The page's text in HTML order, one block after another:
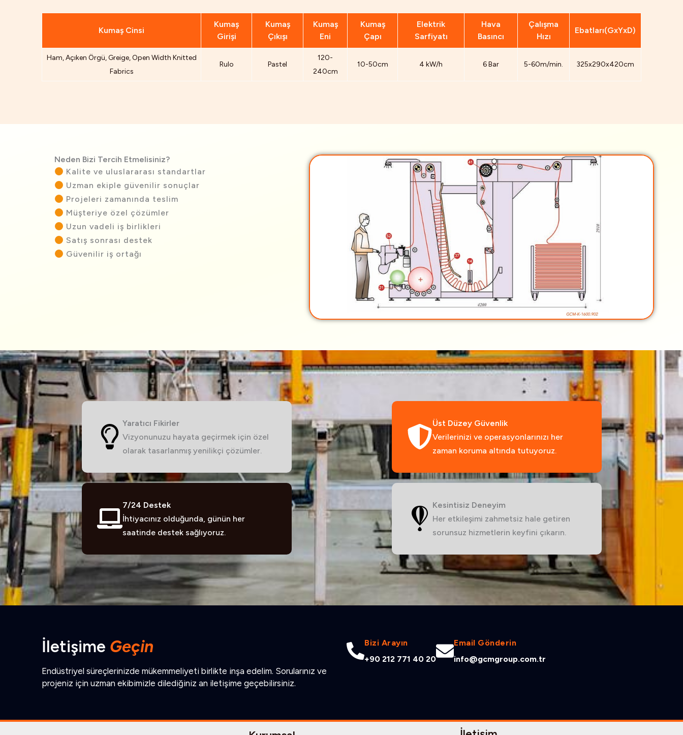
Kumaş Cinsi
Kumaş
Girişi
Kumaş
Çıkışı
Kumaş
Eni
Kumaş
Çapı
Elektrik
Sarfiyatı
Hava
Basıncı
Çalışma
Hızı
Ebatları(GxYxD)
Ham, Açıken Örgü, Greige, Open Width Knitted
Fabrics
Rulo Pastel
120-
240cm
10-50cm 4 kW/h 6 Bar 5-60m/min. 325x290x420cm
Neden Bizi Tercih Etmelisiniz?
Kalite ve uluslararası standartlar
Uzman ekiple güvenilir sonuçlar
Projeleri zamanında teslim
Müşteriye özel çözümler
Uzun vadeli iş birlikleri
Satış sonrası destek
Güvenilir iş ortağı
Yaratıcı Fikirler
Vizyonunuzu hayata geçirmek için özel
olarak tasarlanmış yenilikçi çözümler.
Üst Düzey Güvenlik
Verilerinizi ve operasyonlarınızı her
zaman koruma altında tutuyoruz.
7/24 Destek
İhtiyacınız olduğunda, günün her
saatinde destek sağlıyoruz.
Kesintisiz Deneyim
Her etkileşimi zahmetsiz hale getiren
sorunsuz hizmetlerin keyfini çıkarın.
İletişime Geçin
Endüstriyel süreçlerinizde mükemmeliyeti birlikte inşa edelim. Sorularınız ve
projeniz için uzman ekibimizle dilediğiniz an iletişime geçebilirsiniz.
Bizi Arayın
+90 212 771 40 20
Email Gönderin
info@gcmgroup.com.tr